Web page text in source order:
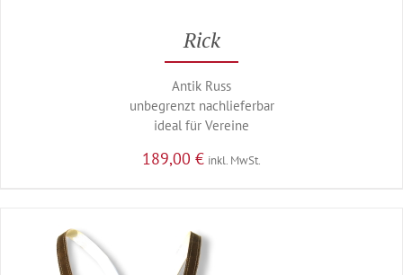
Rick
Antik Russ
unbegrenzt nachlieferbar
ideal für Vereine
189,00 € inkl. MwSt.